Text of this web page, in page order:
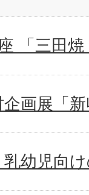
「三田
画展「
幼児向